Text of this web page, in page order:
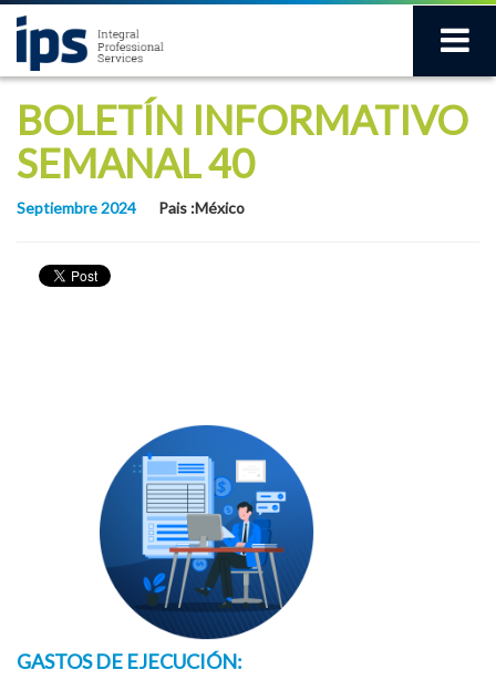
BOLETÍN INFORMATIVO
SEMANAL 40
Septiembre 2024 Pais :México
GASTOS DE EJECUCIÓN: